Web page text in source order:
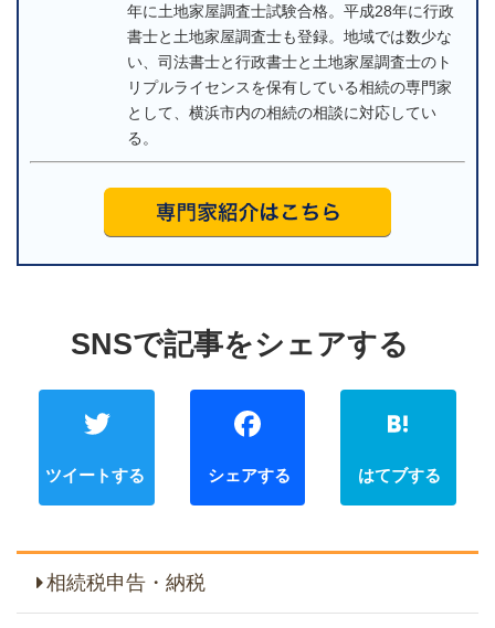
年に土地家屋調査士試験合格。平成28年に行政
書士と土地家屋調査士も登録。地域では数少な
い、司法書士と行政書士と土地家屋調査士のト
リプルライセンスを保有している相続の専門家
として、横浜市内の相続の相談に対応してい
る。
Twitter
相続税申告・納税